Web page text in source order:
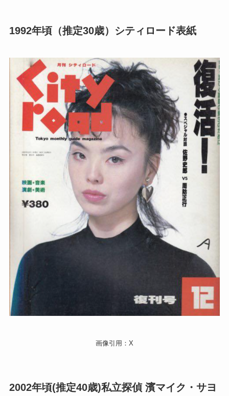
1992年頃（推定30歳）シティロード表紙
画像引用：X
2002年頃(推定40歳)私立探偵 濱マイク・サヨ